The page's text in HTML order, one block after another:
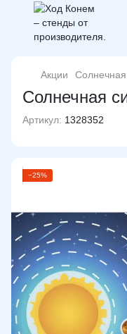
Акции
Солнечная
Артикул: 1328352
−25%